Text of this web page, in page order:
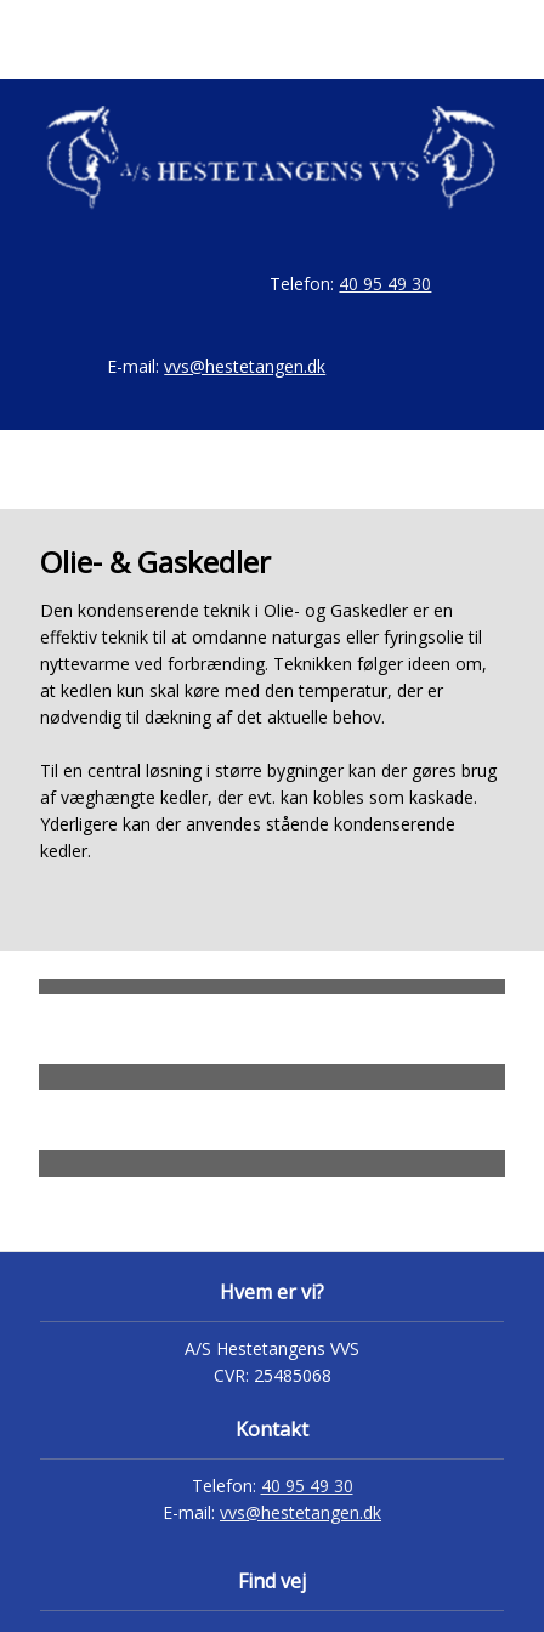
Telefon: 40 95 49 30
E-mail: vvs@hestetangen.dk
Olie- & Gaskedler
Den kondenserende teknik i Olie- og Gaskedler er en
effektiv teknik til at omdanne naturgas eller fyringsolie til
nyttevarme ved forbrænding. Teknikken følger ideen om,
at kedlen kun skal køre med den temperatur, der er
nødvendig til dækning af det aktuelle behov.
Til en central løsning i større bygninger kan der gøres brug
af væghængte kedler, der evt. kan kobles som kaskade.
Yderligere kan der anvendes stående kondenserende
kedler.
Hvem er vi?
A/S Hestetangens VVS
CVR: 25485068
Kontakt
Telefon: 40 95 49 30
E-mail: vvs@hestetangen.dk
​Find vej